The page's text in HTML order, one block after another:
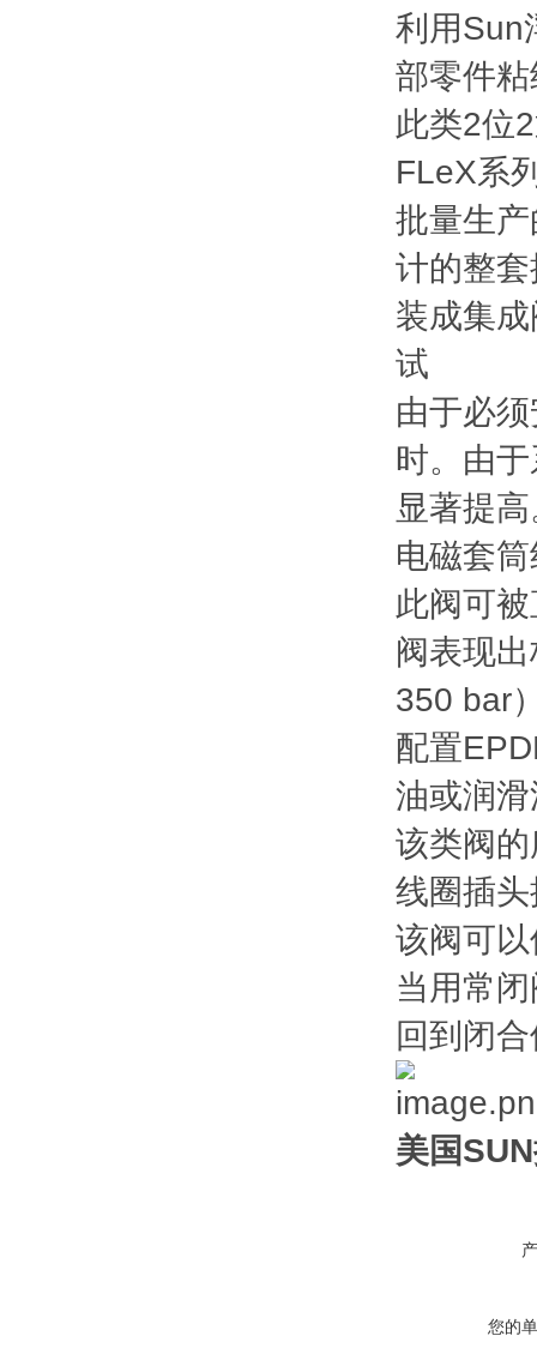
利用Sun
部零件
此类2位
FLeX系
批量生
计的整
装成集
试
由于必
时。由
显著提
电磁套
此阀可
阀表现
350 bar
配置
油或润
该类阀
线圈插
该阀可
当用常
回到闭
美国
您的